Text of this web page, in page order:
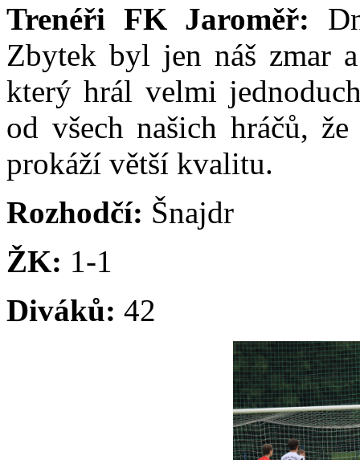
Trenéři FK Jaroměř:
Zbytek byl jen náš zmar
který hrál velmi
od všech našich hráčů,
prokáží větší kvalitu.
Rozhodčí: Šnajdr
ŽK: 1-1
Diváků: 42